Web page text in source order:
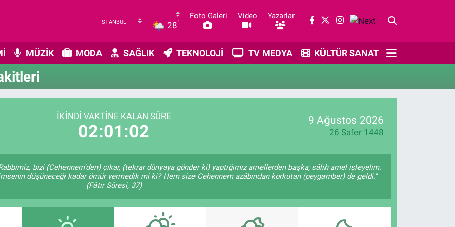
28°
Foto Galeri Video Yazarlar
MÜZİK MODA SAĞLIK TEKNOLOJİ TV MEDYA KÜLTÜR SANAT
İKINDI VAKTINE KALAN SÜRE
02:01:02
9 Ağustos 2026
26 Safer 1448
bizi (Cehennem'den) çıkar, (tekrar dünyaya gönder ki) yaptığımız amellerden başka; sâlih amel işleyelim.
düşüneceği kadar ömür vermedik mi ki? Hem size Cehennem azâbından korkutan (peygamber) de geldi."
(Fâtır Sûresi, 37)